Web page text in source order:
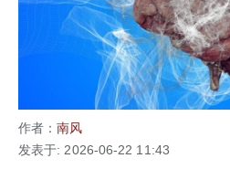
知识图谱
产品评测
延寿天梯榜
作者：南风
发表于: 2026-06-22 11:43